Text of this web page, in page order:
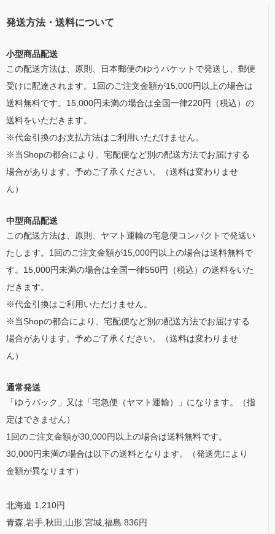
発送方法・送料について
小型商品配送
この配送方法は、原則、日本郵便のゆうパケットで発送し、郵便
受けに配達されます。1回のご注文金額が15,000円以上の場合は
送料無料です。15,000円未満の場合は全国一律220円（税込）の
送料をいただきます。
※代金引換のお支払方法はご利用いただけません。
※当Shopの都合により、宅配便など別の配送方法でお届けする
場合があります。予めご了承ください。（送料は変わりませ
ん）
中型商品配送
この配送方法は、原則、ヤマト運輸の宅急便コンパクトで発送い
たします。1回のご注文金額が15,000円以上の場合は送料無料で
す。15,000円未満の場合は全国一律550円（税込）の送料をいた
だきます。
※代金引換はご利用いただけません。
※当Shopの都合により、宅配便など別の配送方法でお届けする
場合があります。予めご了承ください。（送料は変わりませ
ん）
通常発送
「ゆうパック」又は「宅急便（ヤマト運輸）」になります。（指
定はできません）
1回のご注文金額が30,000円以上の場合は送料無料です。
30,000円未満の場合は以下の送料となります。（発送先により
金額が異なります）
北海道 1,210円
青森,岩手,秋田,山形,宮城,福島 836円